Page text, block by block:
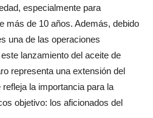
especialmente para
más de 10 años. Además, debido
una de las operaciones
lanzamiento del aceite de
representa una extensión del
la importancia para la
objetivo: los aficionados del